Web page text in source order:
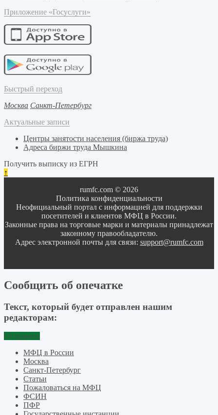
Приложение «Госуслуги»
Быстрый переход
Москва Санкт-Петербург
Актуальные записи
Центры занятости населения (биржа труда)
Адреса биржи труда Мышкина
Получить выписку из ЕГРН
↑
rumfc.com © 2026
Политика конфиденциальности
Неофициальный портал с информацией для поддержки
посетителей и клиентов МФЦ в России.
Законные права на торговые марки и материалы принадлежат
законному правообладателю.
Адрес электронной почты для связи: support@rumfc.com
Сообщить об опечатке
Текст, который будет отправлен нашим
редакторам:
Отправить
МФЦ в России
Москва
Санкт-Петербург
Статьи
Пожаловаться на МФЦ
ФСИН
ПФР